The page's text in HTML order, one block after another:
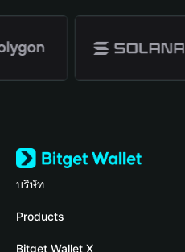
บริษัท
เกี่ยวกับ Bitget Wallet
Blog
Products
Crypto Card
Bitget Wallet X